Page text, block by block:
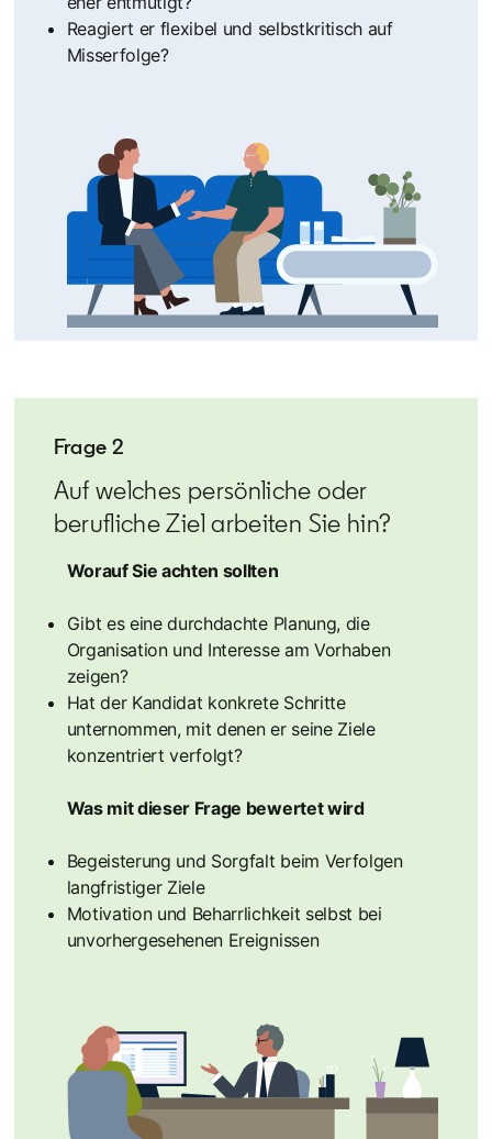
Reagiert er flexibel und selbstkritisch auf
Misserfolge?
Frage 2
Auf welches persönliche oder
berufliche Ziel arbeiten Sie hin?
Worauf Sie achten sollten
Gibt es eine durchdachte Planung, die
Organisation und Interesse am Vorhaben
zeigen?
Hat der Kandidat konkrete Schritte
unternommen, mit denen er seine Ziele
konzentriert verfolgt?
Was mit dieser Frage bewertet wird
Begeisterung und Sorgfalt beim Verfolgen
langfristiger Ziele
Motivation und Beharrlichkeit selbst bei
unvorhergesehenen Ereignissen